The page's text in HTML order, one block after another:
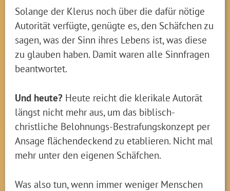
Solange der Klerus noch über die dafür nötige
Autorität verfügte, genügte es, den Schäfchen zu
sagen, was der Sinn ihres Lebens ist, was diese
zu glauben haben. Damit waren alle Sinnfragen
beantwortet.
Und heute? Heute reicht die klerikale Autorät
längst nicht mehr aus, um das biblisch-
christliche Belohnungs-Bestrafungskonzept per
Ansage flächendeckend zu etablieren. Nicht mal
mehr unter den eigenen Schäfchen.
Was also tun, wenn immer weniger Menschen